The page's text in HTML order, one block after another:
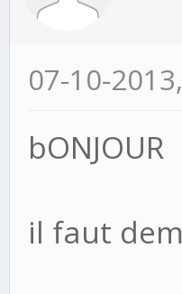
07-10-
bONJOUR
il faut